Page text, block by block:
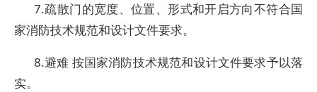
7.疏散门的宽度、位置、形式和开启方向不符合国
家消防技术规范和设计文件要求。
8.避难 按国家消防技术规范和设计文件要求予以落
实。